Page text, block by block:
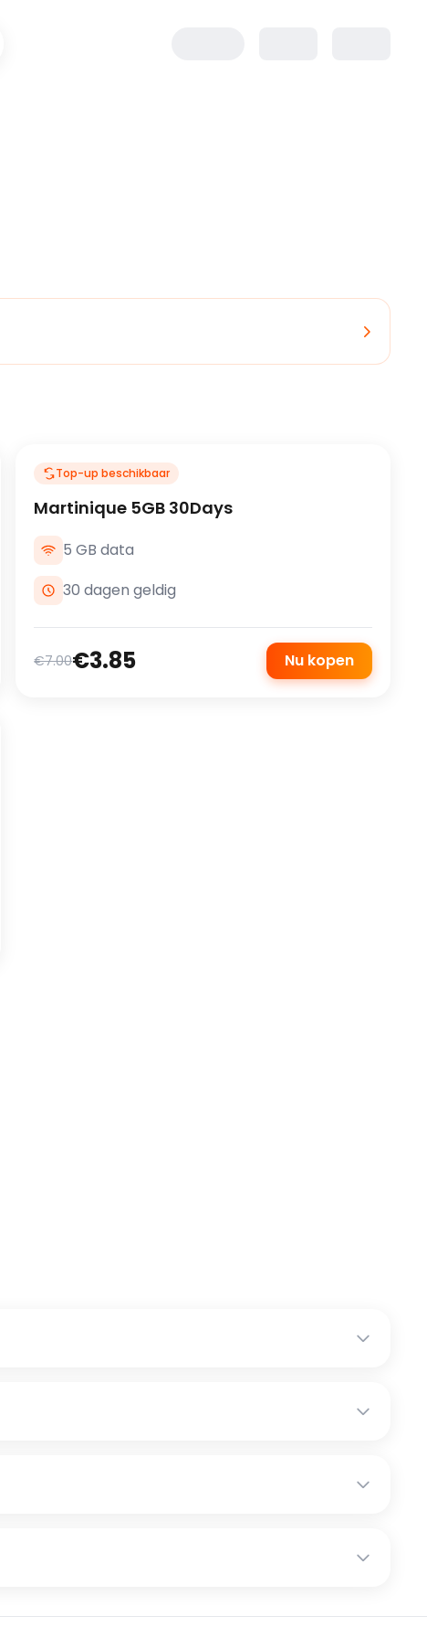
Top-up beschikbaar
Martinique 5GB 30Days
5 GB data
30 dagen geldig
€7.00€3.85 Nu kopen